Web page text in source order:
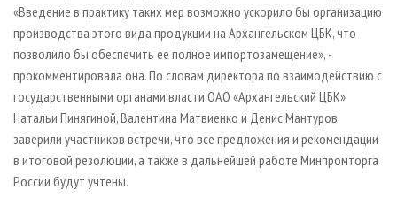
«Введение в практику таких мер возможно ускорило бы организацию
производства этого вида продукции на Архангельском ЦБК, что
позволило бы обеспечить ее полное импортозамещение», -
прокомментировала она. По словам директора по взаимодействию с
государственными органами власти ОАО «Архангельский ЦБК»
Натальи Пинягиной, Валентина Матвиенко и Денис Мантуров
заверили участников встречи, что все предложения и рекомендации
в итоговой резолюции, а также в дальнейшей работе Минпромторга
России будут учтены.